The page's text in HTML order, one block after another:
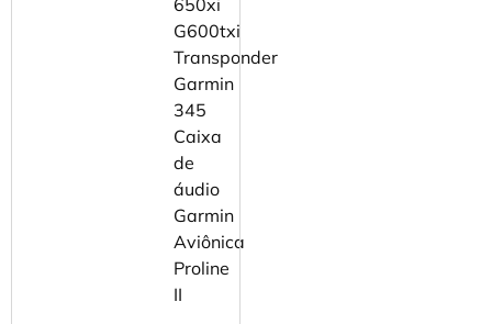
650xi
G600txi
Transponder
Garmin
345
Caixa
de
áudio
Garmin
Aviônica
Proline
II